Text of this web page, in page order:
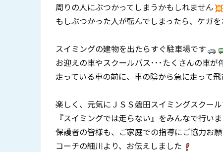
周りの人にぶつかってしまうかもしれません
もしぶつかった人が転んでしまったら、ケガ
スイミングの建物を出たらすぐ駐車場です
お迎えの車やスクールバス･･･たくさんの車が
走っている車の前に、車の陰から急に走って
楽しく、元気にＪＳＳ磐田スイミングスクール
『スイミングでは走らない』をみんなで行い
保護者の皆様も、ご家庭での指導にご協力お
コーチの細川より、お伝えしました